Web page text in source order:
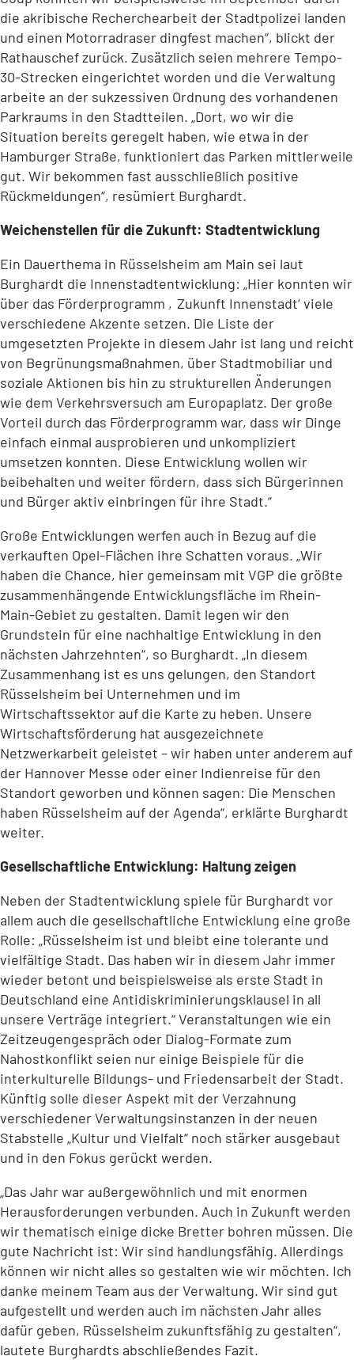
die akribische Recherchearbeit der Stadtpolizei landen
und einen Motorradraser dingfest machen“, blickt der
Rathauschef zurück. Zusätzlich seien mehrere Tempo-
30-Strecken eingerichtet worden und die Verwaltung
arbeite an der sukzessiven Ordnung des vorhandenen
Parkraums in den Stadtteilen. „Dort, wo wir die
Situation bereits geregelt haben, wie etwa in der
Hamburger Straße, funktioniert das Parken mittlerweile
gut. Wir bekommen fast ausschließlich positive
Rückmeldungen“, resümiert Burghardt.
Weichenstellen für die Zukunft: Stadtentwicklung
Ein Dauerthema in Rüsselsheim am Main sei laut
Burghardt die Innenstadtentwicklung: „Hier konnten wir
über das Förderprogramm ‚Zukunft Innenstadt‘ viele
verschiedene Akzente setzen. Die Liste der
umgesetzten Projekte in diesem Jahr ist lang und reicht
von Begrünungsmaßnahmen, über Stadtmobiliar und
soziale Aktionen bis hin zu strukturellen Änderungen
wie dem Verkehrsversuch am Europaplatz. Der große
Vorteil durch das Förderprogramm war, dass wir Dinge
einfach einmal ausprobieren und unkompliziert
umsetzen konnten. Diese Entwicklung wollen wir
beibehalten und weiter fördern, dass sich Bürgerinnen
und Bürger aktiv einbringen für ihre Stadt.“
Große Entwicklungen werfen auch in Bezug auf die
verkauften Opel-Flächen ihre Schatten voraus. „Wir
haben die Chance, hier gemeinsam mit VGP die größte
zusammenhängende Entwicklungsfläche im Rhein-
Main-Gebiet zu gestalten. Damit legen wir den
Grundstein für eine nachhaltige Entwicklung in den
nächsten Jahrzehnten“, so Burghardt. „In diesem
Zusammenhang ist es uns gelungen, den Standort
Rüsselsheim bei Unternehmen und im
Wirtschaftssektor auf die Karte zu heben. Unsere
Wirtschaftsförderung hat ausgezeichnete
Netzwerkarbeit geleistet – wir haben unter anderem auf
der Hannover Messe oder einer Indienreise für den
Standort geworben und können sagen: Die Menschen
haben Rüsselsheim auf der Agenda“, erklärte Burghardt
weiter.
Gesellschaftliche Entwicklung: Haltung zeigen
Neben der Stadtentwicklung spiele für Burghardt vor
allem auch die gesellschaftliche Entwicklung eine große
Rolle: „Rüsselsheim ist und bleibt eine tolerante und
vielfältige Stadt. Das haben wir in diesem Jahr immer
wieder betont und beispielsweise als erste Stadt in
Deutschland eine Antidiskriminierungsklausel in all
unsere Verträge integriert.“ Veranstaltungen wie ein
Zeitzeugengespräch oder Dialog-Formate zum
Nahostkonflikt seien nur einige Beispiele für die
interkulturelle Bildungs- und Friedensarbeit der Stadt.
Künftig solle dieser Aspekt mit der Verzahnung
verschiedener Verwaltungsinstanzen in der neuen
Stabstelle „Kultur und Vielfalt“ noch stärker ausgebaut
und in den Fokus gerückt werden.
„Das Jahr war außergewöhnlich und mit enormen
Herausforderungen verbunden. Auch in Zukunft werden
wir thematisch einige dicke Bretter bohren müssen. Die
gute Nachricht ist: Wir sind handlungsfähig. Allerdings
können wir nicht alles so gestalten wie wir möchten. Ich
danke meinem Team aus der Verwaltung. Wir sind gut
aufgestellt und werden auch im nächsten Jahr alles
dafür geben, Rüsselsheim zukunftsfähig zu gestalten“,
lautete Burghardts abschließendes Fazit.